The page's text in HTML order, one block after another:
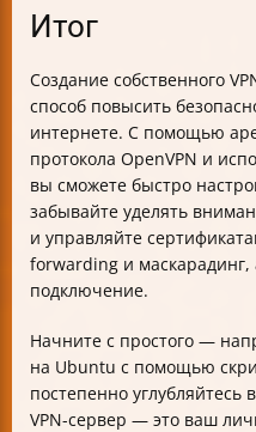
Итог
Создание собственного
способ повысить
интернете. С помощью
протокола OpenVPN и
вы сможете быстро
забывайте уделять
и управляйте
forwarding и маскарадинг,
подключение.
Начните с простого —
на Ubuntu с помощью
постепенно
VPN-сервер — это ваш